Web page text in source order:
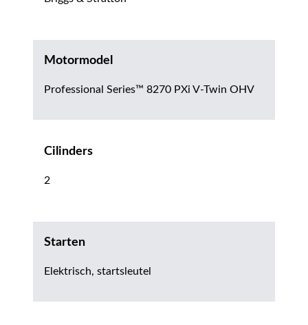
Motormodel
Professional Series™ 8270 PXi V-Twin OHV
Cilinders
2
Starten
Elektrisch, startsleutel